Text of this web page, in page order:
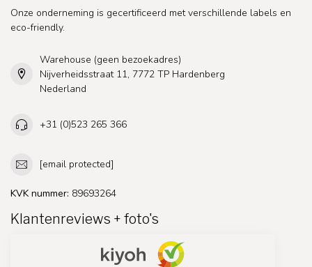
Onze onderneming is gecertificeerd met verschillende labels en
eco-friendly.
Warehouse (geen bezoekadres)
Nijverheidsstraat 11, 7772 TP Hardenberg
Nederland
+31 (0)523 265 366
[email protected]
KVK nummer: 89693264
Klantenreviews + foto's